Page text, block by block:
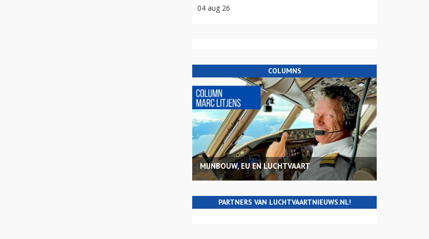
04 aug 26
COLUMNS
MIJNBOUW, EU EN LUCHTVAART
PARTNERS VAN LUCHTVAARTNIEUWS.NL!